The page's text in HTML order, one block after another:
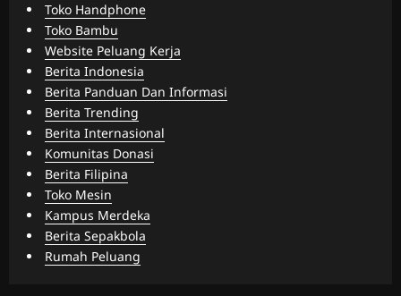
Toko Handphone
Toko Bambu
Website Peluang Kerja
Berita Indonesia
Berita Panduan Dan Informasi
Berita Trending
Berita Internasional
Komunitas Donasi
Berita Filipina
Toko Mesin
Kampus Merdeka
Berita Sepakbola
Rumah Peluang